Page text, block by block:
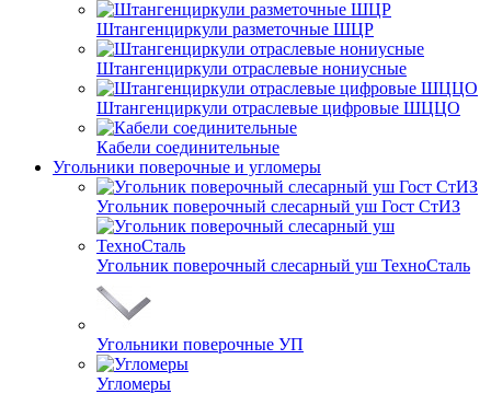
Штангенциркули разметочные ШЦР
Штангенциркули отраслевые нониусные
Штангенциркули отраслевые цифровые ШЦЦО
Кабели соединительные
Угольники поверочные и угломеры
Угольник поверочный слесарный уш Гост СтИЗ
Угольник поверочный слесарный уш ТехноСталь
Угольники поверочные УП
Угломеры